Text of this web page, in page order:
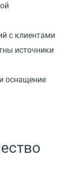
с клиентами
источники
оснащение